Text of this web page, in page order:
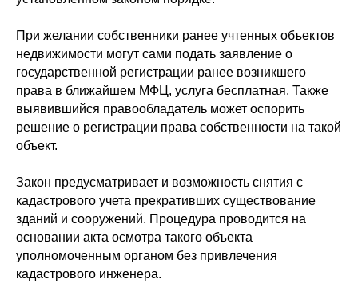
При желании собственники ранее учтенных объектов
недвижимости могут сами подать заявление о
государственной регистрации ранее возникшего
права в ближайшем МФЦ, услуга бесплатная. Также
выявившийся правообладатель может оспорить
решение о регистрации права собственности на такой
объект.
Закон предусматривает и возможность снятия с
кадастрового учета прекративших существование
зданий и сооружений. Процедура проводится на
основании акта осмотра такого объекта
уполномоченным органом без привлечения
кадастрового инженера.